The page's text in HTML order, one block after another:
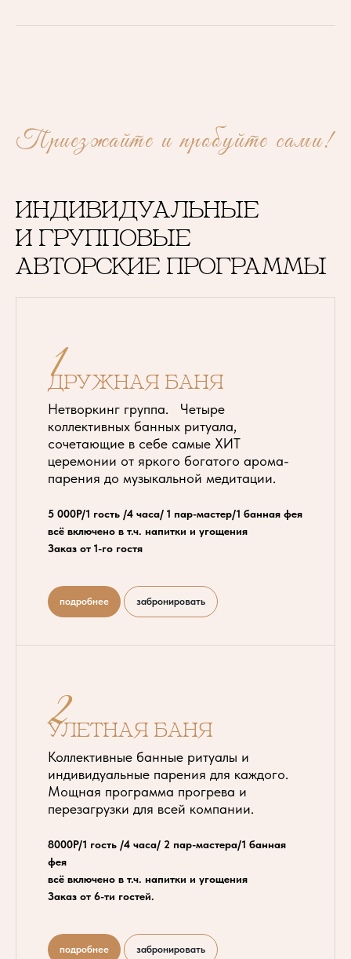
Приезжайте и пробуйте сами!
Индивидуальные
и групповые
авторские программы
1
Дружная баня
Нетворкинг группа. Четыре
коллективных банных ритуала,
сочетающие в себе самые ХИТ
церемонии от яркого богатого арома-
парения до музыкальной медитации.
5 000Р/1 гость /4 часа/ 1 пар-мастер/1 банная фея
всё включено в т.ч. напитки и угощения
Заказ от 1-го гостя
подробнее забронировать
2
Улетная баня
Коллективные банные ритуалы и
индивидуальные парения для каждого.
Мощная программа прогрева и
перезагрузки для всей компании.
8000Р/1 гость /4 часа/ 2 пар-мастера/1 банная
фея
всё включено в т.ч. напитки и угощения
Заказ от 6-ти гостей.
подробнее забронировать